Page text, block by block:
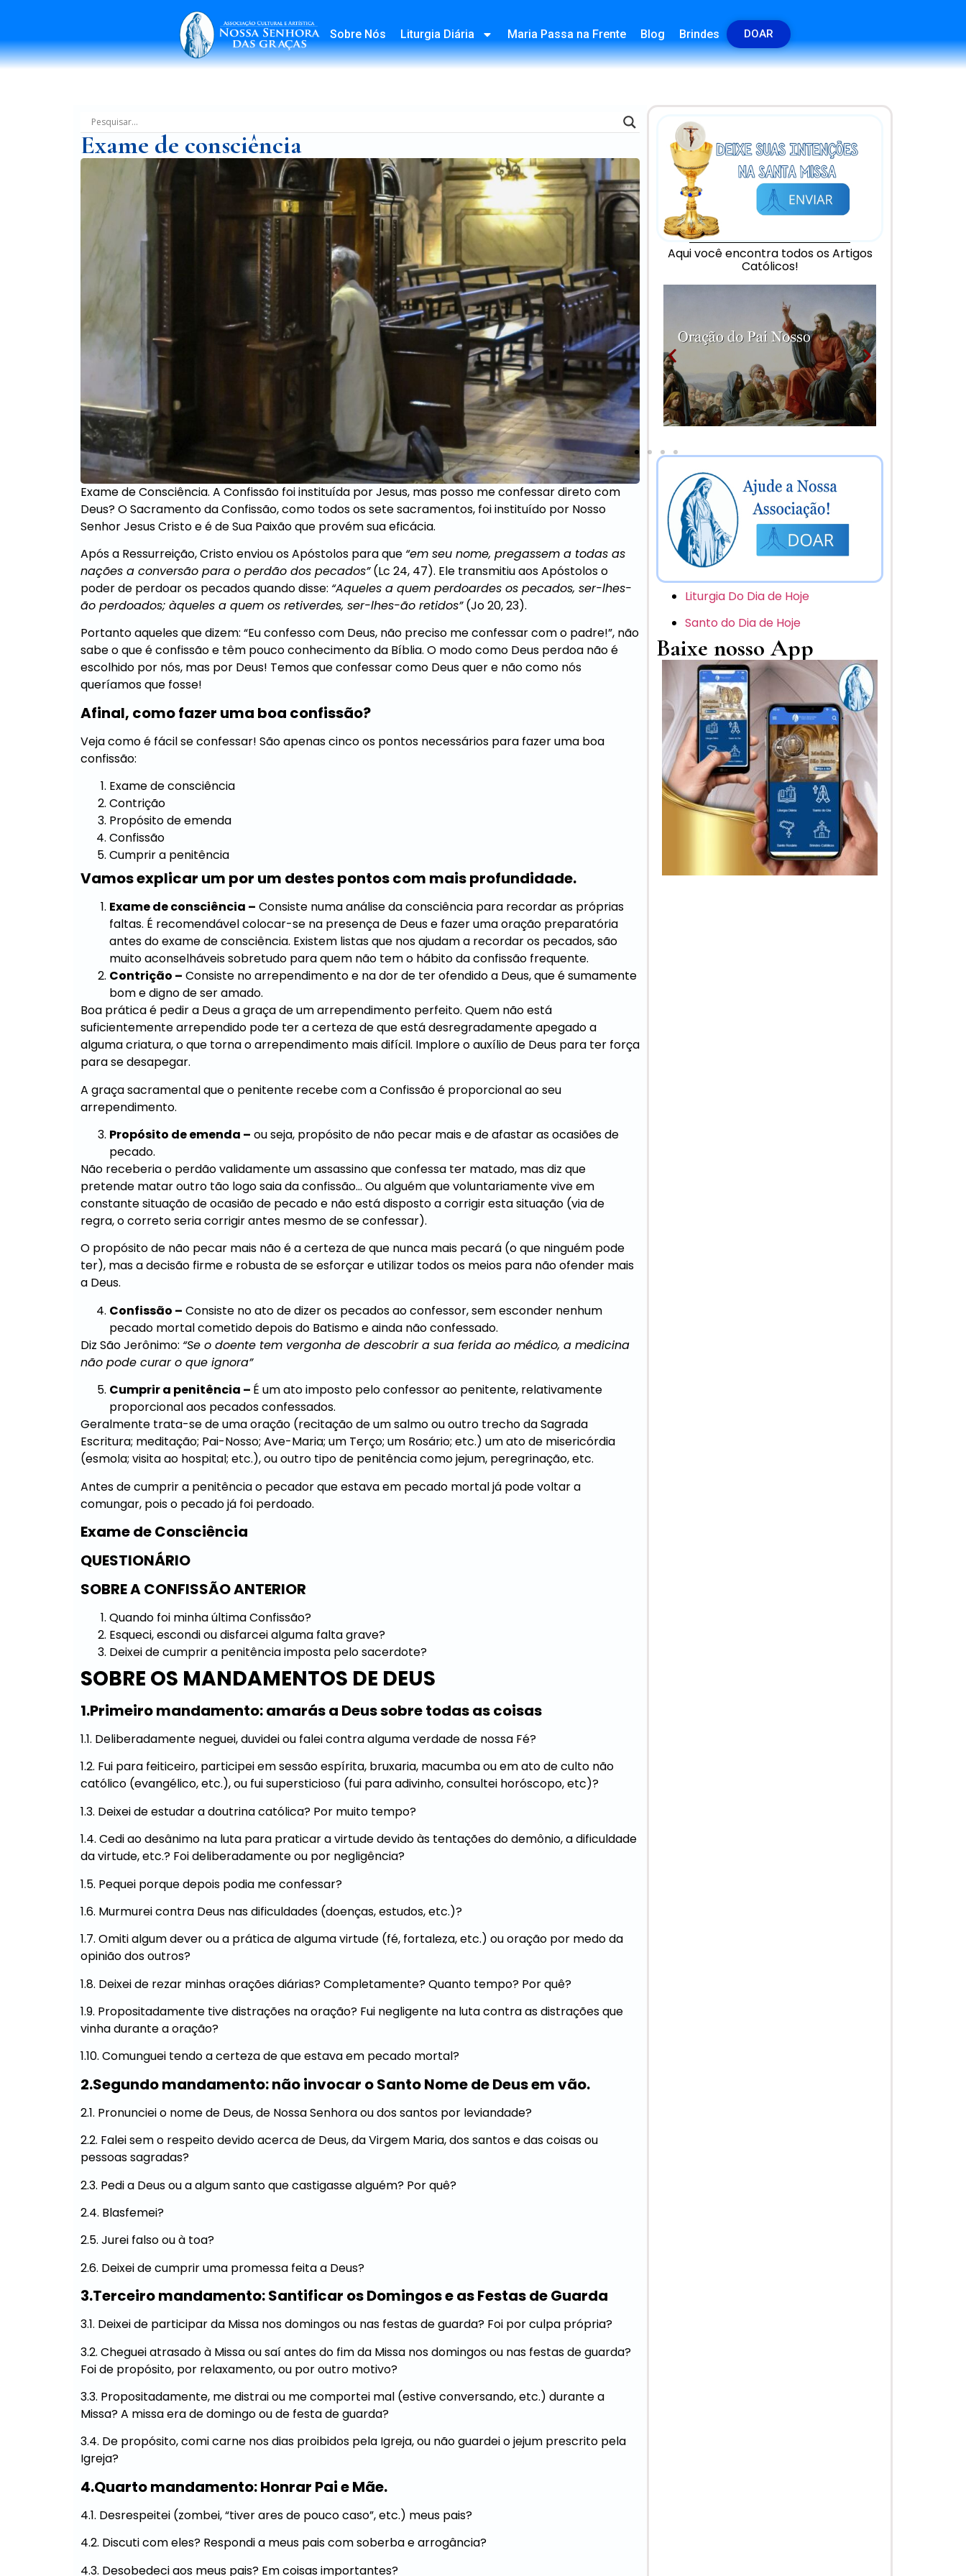
Sobre Nós Liturgia Diária Maria Passa na Frente Blog Brindes DOAR
Exame de consciência
Exame de Consciência. A Confissão foi instituída por Jesus, mas posso me confessar direto com
Deus? O Sacramento da Confissão, como todos os sete sacramentos, foi instituído por Nosso
Senhor Jesus Cristo e é de Sua Paixão que provém sua eficácia.
Após a Ressurreição, Cristo enviou os Apóstolos para que “em seu nome, pregassem a todas as
nações a conversão para o perdão dos pecados”(Lc 24, 47). Ele transmitiu aos Apóstolos o
poder de perdoar os pecados quando disse: “Aqueles a quem perdoardes os pecados, ser-lhes-
ão perdoados; àqueles a quem os retiverdes, ser-lhes-ão retidos”(Jo 20, 23).
Portanto aqueles que dizem: “Eu confesso com Deus, não preciso me confessar com o padre!”, não
sabe o que é confissão e têm pouco conhecimento da Bíblia. O modo como Deus perdoa não é
escolhido por nós, mas por Deus! Temos que confessar como Deus quer e não como nós
queríamos que fosse!
Afinal, como fazer uma boa confissão?
Veja como é fácil se confessar! São apenas cinco os pontos necessários para fazer uma boa
confissão:
Exame de consciência
Contrição
Propósito de emenda
Confissão
Cumprir a penitência
Vamos explicar um por um destes pontos com mais profundidade.
Exame de consciência – Consiste numa análise da consciência para recordar as próprias
faltas. É recomendável colocar-se na presença de Deus e fazer uma oração preparatória
antes do exame de consciência. Existem listas que nos ajudam a recordar os pecados, são
muito aconselháveis sobretudo para quem não tem o hábito da confissão frequente.
Contrição – Consiste no arrependimento e na dor de ter ofendido a Deus, que é sumamente
bom e digno de ser amado.
Boa prática é pedir a Deus a graça de um arrependimento perfeito. Quem não está
suficientemente arrependido pode ter a certeza de que está desregradamente apegado a
alguma criatura, o que torna o arrependimento mais difícil. Implore o auxílio de Deus para ter força
para se desapegar.
A graça sacramental que o penitente recebe com a Confissão é proporcional ao seu
arrependimento.
Propósito de emenda – ou seja, propósito de não pecar mais e de afastar as ocasiões de
pecado.
Não receberia o perdão validamente um assassino que confessa ter matado, mas diz que
pretende matar outro tão logo saia da confissão… Ou alguém que voluntariamente vive em
constante situação de ocasião de pecado e não está disposto a corrigir esta situação (via de
regra, o correto seria corrigir antes mesmo de se confessar).
O propósito de não pecar mais não é a certeza de que nunca mais pecará (o que ninguém pode
ter), mas a decisão firme e robusta de se esforçar e utilizar todos os meios para não ofender mais
a Deus.
Confissão – Consiste no ato de dizer os pecados ao confessor, sem esconder nenhum
pecado mortal cometido depois do Batismo e ainda não confessado.
Diz São Jerônimo: “Se o doente tem vergonha de descobrir a sua ferida ao médico, a medicina
não pode curar o que ignora”
Cumprir a penitência – É um ato imposto pelo confessor ao penitente, relativamente
proporcional aos pecados confessados.
Geralmente trata-se de uma oração (recitação de um salmo ou outro trecho da Sagrada
Escritura; meditação; Pai-Nosso; Ave-Maria; um Terço; um Rosário; etc.) um ato de misericórdia
(esmola; visita ao hospital; etc.), ou outro tipo de penitência como jejum, peregrinação, etc.
Antes de cumprir a penitência o pecador que estava em pecado mortal já pode voltar a
comungar, pois o pecado já foi perdoado.
Exame de Consciência
QUESTIONÁRIO
SOBRE A CONFISSÃO ANTERIOR
Quando foi minha última Confissão?
Esqueci, escondi ou disfarcei alguma falta grave?
Deixei de cumprir a penitência imposta pelo sacerdote?
SOBRE OS MANDAMENTOS DE DEUS
1.Primeiro mandamento: amarás a Deus sobre todas as coisas
1.1. Deliberadamente neguei, duvidei ou falei contra alguma verdade de nossa Fé?
1.2. Fui para feiticeiro, participei em sessão espírita, bruxaria, macumba ou em ato de culto não
católico (evangélico, etc.), ou fui supersticioso (fui para adivinho, consultei horóscopo, etc)?
1.3. Deixei de estudar a doutrina católica? Por muito tempo?
1.4. Cedi ao desânimo na luta para praticar a virtude devido às tentações do demônio, a dificuldade
da virtude, etc.? Foi deliberadamente ou por negligência?
1.5. Pequei porque depois podia me confessar?
1.6. Murmurei contra Deus nas dificuldades (doenças, estudos, etc.)?
1.7. Omiti algum dever ou a prática de alguma virtude (fé, fortaleza, etc.) ou oração por medo da
opinião dos outros?
1.8. Deixei de rezar minhas orações diárias? Completamente? Quanto tempo? Por quê?
1.9. Propositadamente tive distrações na oração? Fui negligente na luta contra as distrações que
vinha durante a oração?
1.10. Comunguei tendo a certeza de que estava em pecado mortal?
2.Segundo mandamento: não invocar o Santo Nome de Deus em vão.
2.1. Pronunciei o nome de Deus, de Nossa Senhora ou dos santos por leviandade?
2.2. Falei sem o respeito devido acerca de Deus, da Virgem Maria, dos santos e das coisas ou
pessoas sagradas?
2.3. Pedi a Deus ou a algum santo que castigasse alguém? Por quê?
2.4. Blasfemei?
2.5. Jurei falso ou à toa?
2.6. Deixei de cumprir uma promessa feita a Deus?
3.Terceiro mandamento: Santificar os Domingos e as Festas de Guarda
3.1. Deixei de participar da Missa nos domingos ou nas festas de guarda? Foi por culpa própria?
3.2. Cheguei atrasado à Missa ou saí antes do fim da Missa nos domingos ou nas festas de guarda?
Foi de propósito, por relaxamento, ou por outro motivo?
3.3. Propositadamente, me distrai ou me comportei mal (estive conversando, etc.) durante a
Missa? A missa era de domingo ou de festa de guarda?
3.4. De propósito, comi carne nos dias proibidos pela Igreja, ou não guardei o jejum prescrito pela
Igreja?
4.Quarto mandamento: Honrar Pai e Mãe.
4.1. Desrespeitei (zombei, “tiver ares de pouco caso”, etc.) meus pais?
4.2. Discuti com eles? Respondi a meus pais com soberba e arrogância?
4.3. Desobedeci aos meus pais? Em coisas importantes?
Aqui você encontra todos os Artigos
Católicos!
Ver Mais Orações
Liturgia Do Dia de Hoje
Santo do Dia de Hoje
Baixe nosso App